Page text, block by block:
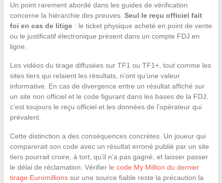
Un point rarement abordé dans les guides de vérification
concerne la hiérarchie des preuves. Seul le reçu officiel fait
foi en cas de litige: le ticket physique acheté en point de vente
ou le justificatif électronique présent dans un compte FDJ en
ligne.
Les vidéos du tirage diffusées sur TF1 ou TF1+, tout comme les
sites tiers qui relaient les résultats, n’ont qu’une valeur
informative. En cas de divergence entre un résultat affiché sur
un site non officiel et le code figurant dans les bases de la FDJ,
c’est toujours le reçu officiel et les données de l’opérateur qui
prévalent.
Cette distinction a des conséquences concrètes. Un joueur qui
comparerait son code avec un résultat erroné publié par un site
tiers pourrait croire, à tort, qu’il n’a pas gagné, et laisser passer
le délai de réclamation. Vérifier le code My Million du dernier
tirage Euromillionssur une source fiable reste la précaution la